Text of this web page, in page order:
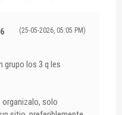
(25-05-2026, 05:05 PM)
grupo los 3 q les
organizalo, solo